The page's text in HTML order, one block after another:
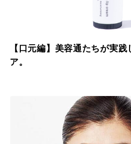
【口元編】美容通たちが実
ア。